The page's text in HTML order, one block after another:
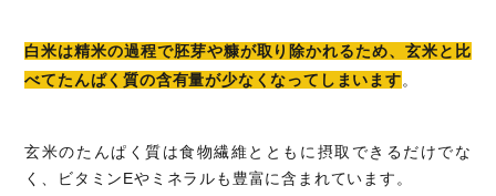
白米は精米の過程で胚芽や糠が取り除かれるため、玄米と比
べてたんぱく質の含有量が少なくなってしまいます。
玄米のたんぱく質は食物繊維とともに摂取できるだけでな
く、ビタミンEやミネラルも豊富に含まれています。